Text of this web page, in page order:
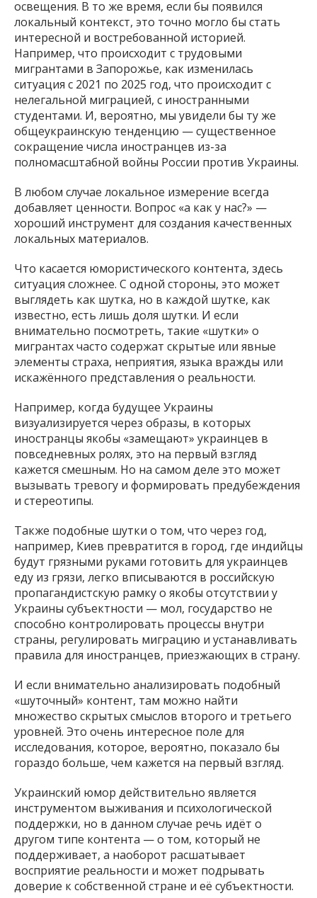
освещения. В то же время, если бы появился
локальный контекст, это точно могло бы стать
интересной и востребованной историей.
Например, что происходит с трудовыми
мигрантами в Запорожье, как изменилась
ситуация с 2021 по 2025 год, что происходит с
нелегальной миграцией, с иностранными
студентами. И, вероятно, мы увидели бы ту же
общеукраинскую тенденцию — существенное
сокращение числа иностранцев из-за
полномасштабной войны России против Украины.
В любом случае локальное измерение всегда
добавляет ценности. Вопрос «а как у нас?» —
хороший инструмент для создания качественных
локальных материалов.
Что касается юмористического контента, здесь
ситуация сложнее. С одной стороны, это может
выглядеть как шутка, но в каждой шутке, как
известно, есть лишь доля шутки. И если
внимательно посмотреть, такие «шутки» о
мигрантах часто содержат скрытые или явные
элементы страха, неприятия, языка вражды или
искажённого представления о реальности.
Например, когда будущее Украины
визуализируется через образы, в которых
иностранцы якобы «замещают» украинцев в
повседневных ролях, это на первый взгляд
кажется смешным. Но на самом деле это может
вызывать тревогу и формировать предубеждения
и стереотипы.
Также подобные шутки о том, что через год,
например, Киев превратится в город, где индийцы
будут грязными руками готовить для украинцев
еду из грязи, легко вписываются в российскую
пропагандистскую рамку о якобы отсутствии у
Украины субъектности — мол, государство не
способно контролировать процессы внутри
страны, регулировать миграцию и устанавливать
правила для иностранцев, приезжающих в страну.
И если внимательно анализировать подобный
«шуточный» контент, там можно найти
множество скрытых смыслов второго и третьего
уровней. Это очень интересное поле для
исследования, которое, вероятно, показало бы
гораздо больше, чем кажется на первый взгляд.
Украинский юмор действительно является
инструментом выживания и психологической
поддержки, но в данном случае речь идёт о
другом типе контента — о том, который не
поддерживает, а наоборот расшатывает
восприятие реальности и может подрывать
доверие к собственной стране и её субъектности.